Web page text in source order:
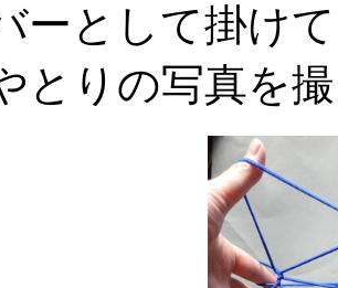
ーとして掛け
とりの写真を